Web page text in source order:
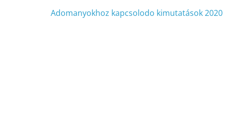
Adomanyokhoz kapcsolodo kimutatások 2020